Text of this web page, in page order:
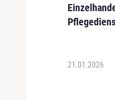
21.01.2026